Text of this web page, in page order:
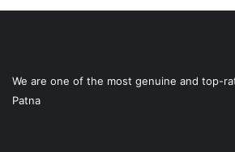
We are one of the most genuine and top-
Patna